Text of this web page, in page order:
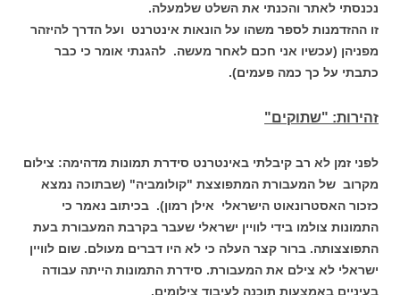
נכנסתי לאתר והכנתי את השלט שלמעלה.
זו ההזדמנות לספר משהו על הונאות אינטרנט ועל הדרך להיזהר
מפניהן (עכשיו אני חכם לאחר מעשה. להגנתי אומר כי כבר
כתבתי על כך כמה פעמים).
זהירות: "שתוקים"
לפני זמן לא רב קיבלתי באינטרנט סידרת תמונות מדהימה: צילום
מקרוב של המעבורת המתפוצצת "קולומביה" (שבתוכה נמצא
כזכור האסטרונאוט הישראלי אילן רמון). בכיתוב נאמר כי
התמונות צולמו בידי לוויין ישראלי שעבר בקרבת המעבורת בעת
התפוצצותה. ברור קצר העלה כי לא היו דברים מעולם. שום לוויין
ישראלי לא צילם את המעבורת. סידרת התמונות הייתה עבודה
בעיניים באמצעות תוכנה לעיבוד צילומים.